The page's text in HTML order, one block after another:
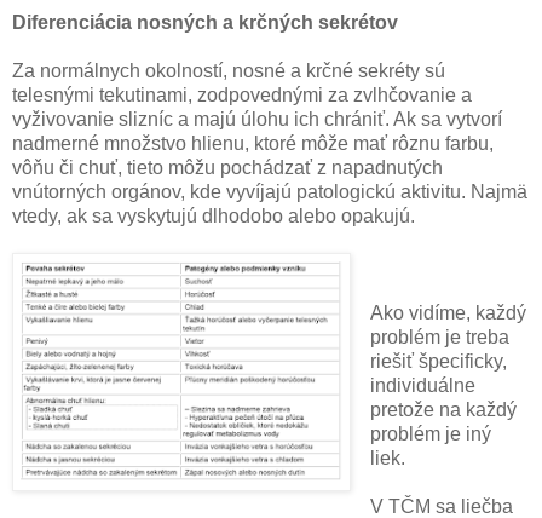
Diferenciácia nosných a krčných sekrétov
Za normálnych okolností, nosné a krčné sekréty sú
telesnými tekutinami, zodpovednými za zvlhčovanie a
vyživovanie slizníc a majú úlohu ich chrániť. Ak sa vytvorí
nadmerné množstvo hlienu, ktoré môže mať rôznu farbu,
vôňu či chuť, tieto môžu pochádzať z napadnutých
vnútorných orgánov, kde vyvíjajú patologickú aktivitu. Najmä
vtedy, ak sa vyskytujú dlhodobo alebo opakujú.
Ako vidíme, každý
problém je treba
riešiť špecificky,
individuálne
pretože na každý
problém je iný
liek.
V TČM sa liečba